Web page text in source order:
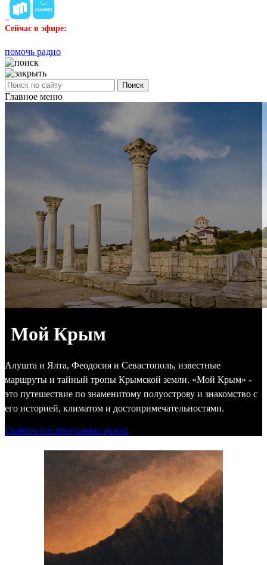
Сейчас в эфире:
помочь радио
Поиск
Главное меню
Мой Крым
Алушта и Ялта, Феодосия и Севастополь, известные
маршруты и тайный тропы Крымской земли. «Мой Крым» -
это путешествие по знаменитому полуострову и знакомство с
его историей, климатом и достопримечательностями.
Скачать все программы цикла